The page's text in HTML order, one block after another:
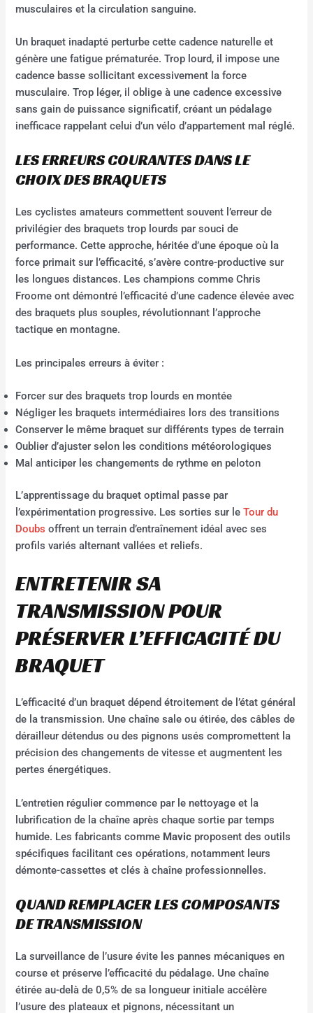
musculaires et la circulation sanguine.
Un braquet inadapté perturbe cette cadence naturelle et
génère une fatigue prématurée. Trop lourd, il impose une
cadence basse sollicitant excessivement la force
musculaire. Trop léger, il oblige à une cadence excessive
sans gain de puissance significatif, créant un pédalage
inefficace rappelant celui d’un vélo d’appartement mal réglé.
LES ERREURS COURANTES DANS LE
CHOIX DES BRAQUETS
Les cyclistes amateurs commettent souvent l’erreur de
privilégier des braquets trop lourds par souci de
performance. Cette approche, héritée d’une époque où la
force primait sur l’efficacité, s’avère contre-productive sur
les longues distances. Les champions comme Chris
Froome ont démontré l’efficacité d’une cadence élevée avec
des braquets plus souples, révolutionnant l’approche
tactique en montagne.
Les principales erreurs à éviter :
Forcer sur des braquets trop lourds en montée
Négliger les braquets intermédiaires lors des transitions
Conserver le même braquet sur différents types de terrain
Oublier d’ajuster selon les conditions météorologiques
Mal anticiper les changements de rythme en peloton
L’apprentissage du braquet optimal passe par
l’expérimentation progressive. Les sorties sur leTour du
Doubs offrent un terrain d’entraînement idéal avec ses
profils variés alternant vallées et reliefs.
ENTRETENIR SA
TRANSMISSION POUR
PRÉSERVER L’EFFICACITÉ DU
BRAQUET
L’efficacité d’un braquet dépend étroitement de l’état général
de la transmission. Une chaîne sale ou étirée, des câbles de
dérailleur détendus ou des pignons usés compromettent la
précision des changements de vitesse et augmentent les
pertes énergétiques.
L’entretien régulier commence par le nettoyage et la
lubrification de la chaîne après chaque sortie par temps
humide. Les fabricants comme Mavic proposent des outils
spécifiques facilitant ces opérations, notamment leurs
démonte-cassettes et clés à chaîne professionnelles.
QUAND REMPLACER LES COMPOSANTS
DE TRANSMISSION
La surveillance de l’usure évite les pannes mécaniques en
course et préserve l’efficacité du pédalage. Une chaîne
étirée au-delà de 0,5% de sa longueur initiale accélère
l’usure des plateaux et pignons, nécessitant un